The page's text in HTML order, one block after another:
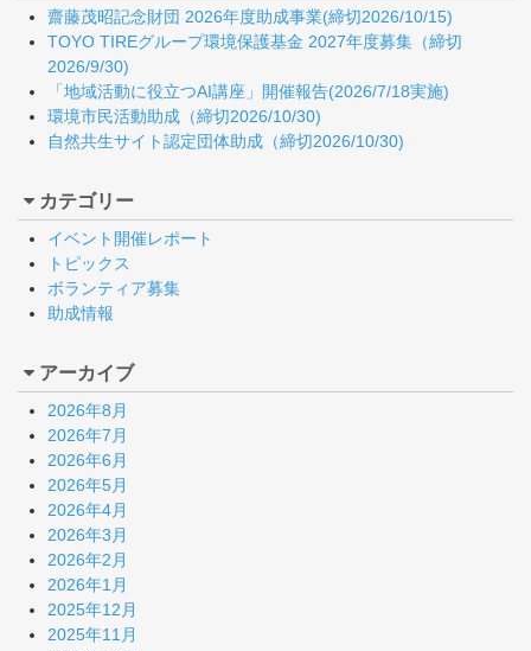
齋藤茂昭記念財団 2026年度助成事業(締切2026/10/15)
TOYO TIREグループ環境保護基金 2027年度募集（締切
2026/9/30)
「地域活動に役立つAI講座」開催報告(2026/7/18実施)
環境市民活動助成（締切2026/10/30)
自然共生サイト認定団体助成（締切2026/10/30)
カテゴリー
イベント開催レポート
トピックス
ボランティア募集
助成情報
アーカイブ
2026年8月
2026年7月
2026年6月
2026年5月
2026年4月
2026年3月
2026年2月
2026年1月
2025年12月
2025年11月